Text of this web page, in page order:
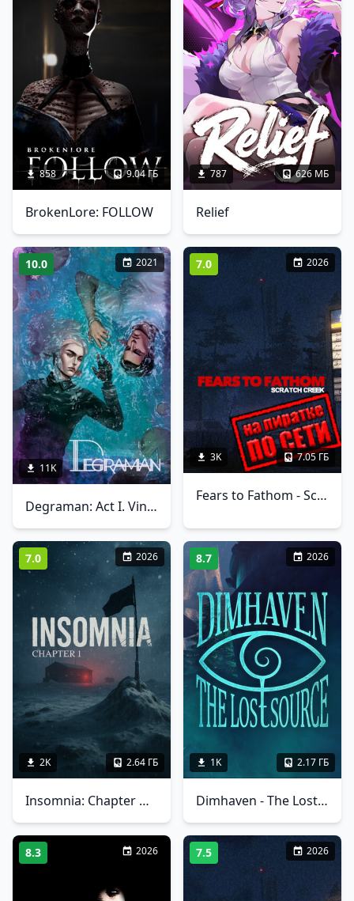
858 9.04 ГБ
BrokenLore: FOLLOW
787 626 МБ
Relief
10.0 2021
11K
Degraman: Act I. Vincent
7.0 2026
3K 7.05 ГБ
Fears to Fathom - Scratch Creek по сети
7.0 2026
2K 2.64 ГБ
Insomnia: Chapter One
8.7 2026
1K 2.17 ГБ
Dimhaven - The Lost Source
8.3 2026 7.5 2026